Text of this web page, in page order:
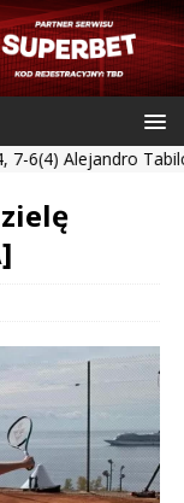
Alejandro Tabilo ***